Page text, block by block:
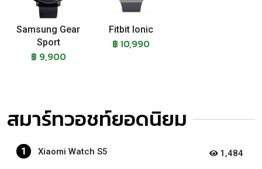
Samsung Gear
Sport
฿ 9,900
Fitbit Ionic
฿ 10,990
สมาร์ทวอชท์ยอดนิยม
1 Xiaomi Watch S5 1,484